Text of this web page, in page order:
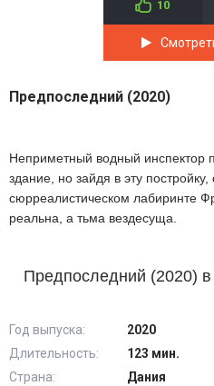
10
Предпоследний (2020)
Неприметный водный инспектор
здание, но зайдя в эту постройку,
сюрреалистическом лабиринте
реальна, а тьма вездесуща.
Предпоследний (2020)
Год выпуска:
2020
Длительность:
123 мин.
Страна:
Дания